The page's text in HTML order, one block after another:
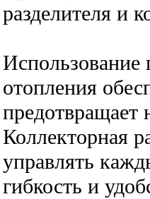
разделителя и
Использование
отопления
предотвращает
Коллекторная
управлять
гибкость и